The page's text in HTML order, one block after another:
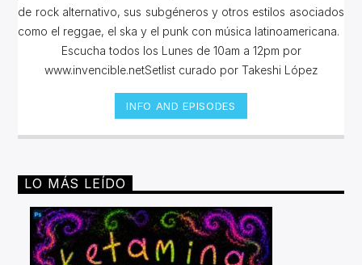
de rock alternativo, sus subgéneros y otros estilos asociados
como el reggae, el ska y el punk con música latinoamericana.
Escucha todos los Lunes de 10am a 12pm por
www.invencible.netSetlist curado por Takeshi López
INFO AND EPISODES
LO MÁS LEÍDO